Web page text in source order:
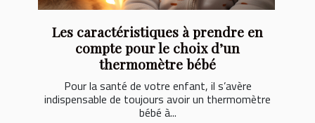
Les caractéristiques à prendre en
compte pour le choix d’un
thermomètre bébé
Pour la santé de votre enfant, il s’avère
indispensable de toujours avoir un thermomètre
bébé à...